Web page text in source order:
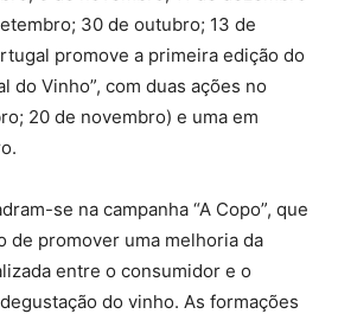
30 de outubro; 13 de
promove a primeira edição do
do Vinho”, com duas ações no
20 de novembro) e uma em
se na campanha “A Copo”, que
de promover uma melhoria da
entre o consumidor e o
do vinho. As formações